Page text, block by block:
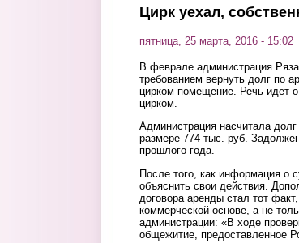
Цирк уехал,
пятница, 25 марта, 2016 - 15:02
В феврале администрация
требованием вернуть долг по
цирком помещение. Речь идет
цирком.
Администрация насчитала
размере 774 тыс. руб.
прошлого года.
После того, как информация о
объяснить свои действия.
договора аренды стал тот
коммерческой основе, а не
администрации: «В ходе
общежитие, предоставленное